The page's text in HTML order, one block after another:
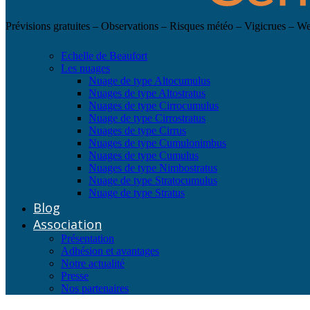
Prévisions gratuites – Observations – Risques météo – Vigicrues –
Echelle de Beaufort
Les nuages
Nuage de type Altocumulus
Nuages de type Altostratus
Nuages de type Cirrocumulus
Nuage de type Cirrostratus
Nuages de type Cirrus
Nuages de type Cumulonimbus
Nuages de type Cumulus
Nuages de type Nimbostratus
Nuage de type Stratocumulus
Nuage de type Stratus
Blog
Association
Présentation
Adhésion et avantages
Notre actualité
Presse
Nos partenaires